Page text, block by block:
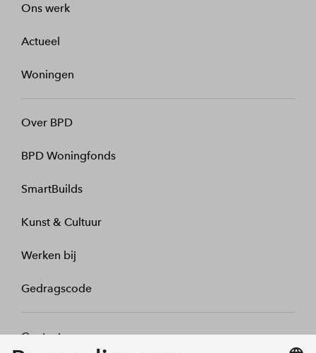
Ons werk
Actueel
Woningen
Over BPD
BPD Woningfonds
SmartBuilds
Kunst & Cultuur
Werken bij
Gedragscode
Contact